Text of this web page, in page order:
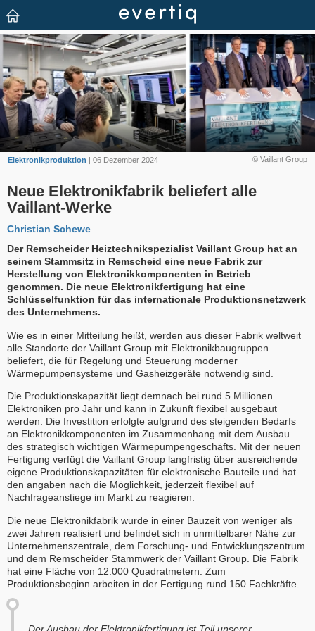
© Vaillant Group
Elektronikproduktion | 06 Dezember 2024
Neue Elektronikfabrik beliefert alle
Vaillant-Werke
Christian Schewe
Der Remscheider Heiztechnikspezialist Vaillant Group hat an
seinem Stammsitz in Remscheid eine neue Fabrik zur
Herstellung von Elektronikkomponenten in Betrieb
genommen. Die neue Elektronikfertigung hat eine
Schlüsselfunktion für das internationale Produktionsnetzwerk
des Unternehmens.
Wie es in einer Mitteilung heißt, werden aus dieser Fabrik weltweit
alle Standorte der Vaillant Group mit Elektronikbaugruppen
beliefert, die für Regelung und Steuerung moderner
Wärmepumpensysteme und Gasheizgeräte notwendig sind.
Die Produktionskapazität liegt demnach bei rund 5 Millionen
Elektroniken pro Jahr und kann in Zukunft flexibel ausgebaut
werden. Die Investition erfolgte aufgrund des steigenden Bedarfs
an Elektronikkomponenten im Zusammenhang mit dem Ausbau
des strategisch wichtigen Wärmepumpengeschäfts. Mit der neuen
Fertigung verfügt die Vaillant Group langfristig über ausreichende
eigene Produktionskapazitäten für elektronische Bauteile und hat
den angaben nach die Möglichkeit, jederzeit flexibel auf
Nachfrageanstiege im Markt zu reagieren.
Die neue Elektronikfabrik wurde in einer Bauzeit von weniger als
zwei Jahren realisiert und befindet sich in unmittelbarer Nähe zur
Unternehmenszentrale, dem Forschung- und Entwicklungszentrum
und dem Remscheider Stammwerk der Vaillant Group. Die Fabrik
hat eine Fläche von 12.000 Quadratmetern. Zum
Produktionsbeginn arbeiten in der Fertigung rund 150 Fachkräfte.